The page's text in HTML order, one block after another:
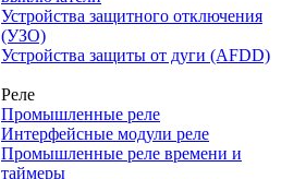
Устройства защитного отключения
(УЗО)
Устройства защиты от дуги (AFDD)
Реле
Промышленные реле
Интерфейсные модули реле
Промышленные реле времени и
таймеры